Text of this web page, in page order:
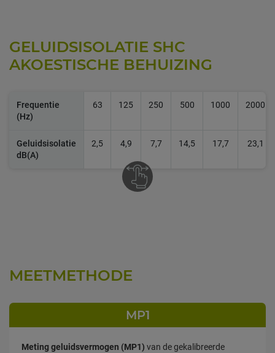
GELUIDSISOLATIE SHC
AKOESTISCHE BEHUIZING
Frequentie
(Hz)
63 125 250 500 1000 2000
Geluidsisolatie
dB(A)
2,5 4,9 7,7 14,5 17,7 23,1
MEETMETHODE
MP1
Meting geluidsvermogen (MP1) van de gekalibreerde